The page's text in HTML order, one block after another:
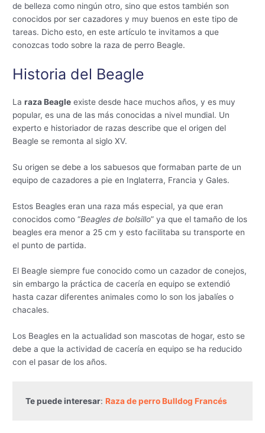
de belleza como ningún otro, sino que estos también son
conocidos por ser cazadores y muy buenos en este tipo de
tareas. Dicho esto, en este artículo te invitamos a que
conozcas todo sobre la raza de perro Beagle.
Historia del Beagle
Laraza Beagle existe desde hace muchos años, y es muy
popular, es una de las más conocidas a nivel mundial. Un
experto e historiador de razas describe que el origen del
Beagle se remonta al siglo XV.
Su origen se debe a los sabuesos que formaban parte de un
equipo de cazadores a pie en Inglaterra, Francia y Gales.
Estos Beagles eran una raza más especial, ya que eran
conocidos como “Beagles de bolsillo” ya que el tamaño de los
beagles era menor a 25 cm y esto facilitaba su transporte en
el punto de partida.
El Beagle siempre fue conocido como un cazador de conejos,
sin embargo la práctica de cacería en equipo se extendió
hasta cazar diferentes animales como lo son los jabalíes o
chacales.
Los Beagles en la actualidad son mascotas de hogar, esto se
debe a que la actividad de cacería en equipo se ha reducido
con el pasar de los años.
Te puede interesar: Raza de perro Bulldog Francés